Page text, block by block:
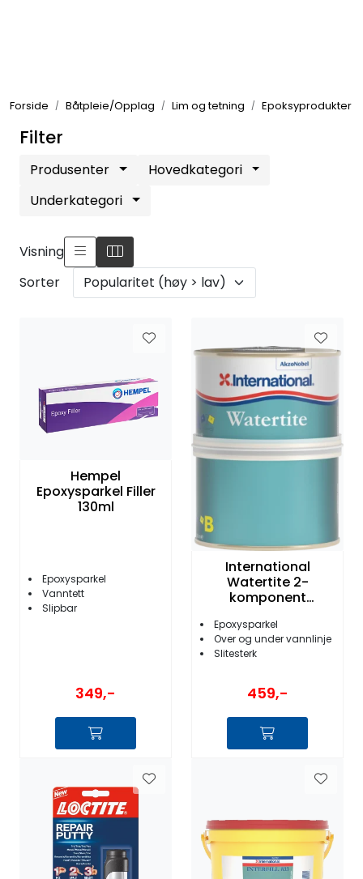
Forside Båtpleie/Opplag Lim og tetning Epoksyprodukter
Filter
Produsenter
Hovedkategori
Underkategori
Visning
Sorter
Hempel
Epoxysparkel Filler
130ml
Epoxysparkel
Vanntett
Slipbar
349,-
International
Watertite 2-
komponent
Epoxysparkel
Over og under vannlinje
Slitesterk
459,-
Elektrisk
Bygg/Innredning
VVS
Fritid/Sikkerhet